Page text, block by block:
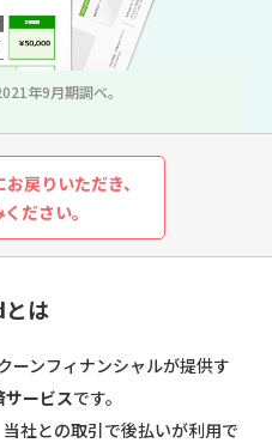
年9月期調べ。
戻りいただき、
ださい。
は
ーンフィナンシャルが提供す
サービスです。
社との取引で後払いが利用で